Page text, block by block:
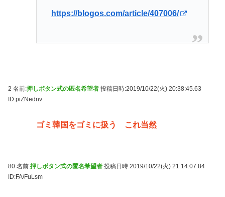
https://blogos.com/article/407006/
2 名前:押しボタン式の匿名希望者 投稿日時:2019/10/22(火) 20:38:45.63
ID:piZNednv
ゴミ韓国をゴミに扱う これ当然
80 名前:押しボタン式の匿名希望者 投稿日時:2019/10/22(火) 21:14:07.84
ID:FA/FuLsm